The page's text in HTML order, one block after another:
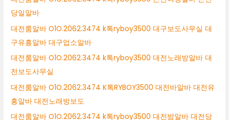
당일알바
대전룸알바 O1O.2062.3474 k톡ryboy3500 대구보도사무실 대
구유흥알바 대구업소알바
대전룸알바 O1O.2062.3474 k톡ryboy3500 대전노래방알바 대
전보도사무실
대전룸알바 O1O.2062.3474 K톡RYBOY3500 대전바알바 대전유
흥알바 대전노래방보도
대전룸알바 O1O.2062.3474 k톡ryboy3500 대전밤알바 대전당